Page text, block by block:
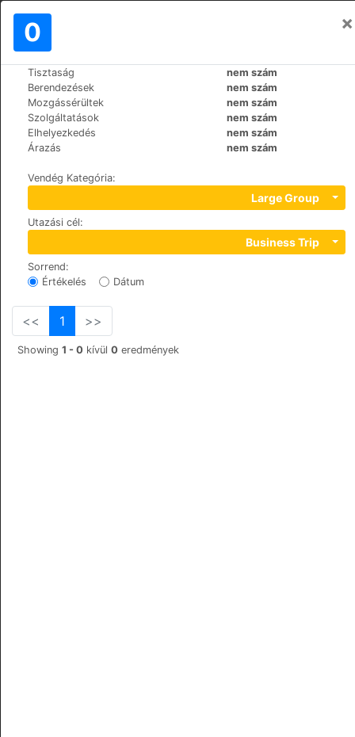
0 ×
Tisztaság
nem szám
Berendezések
nem szám
Mozgássérültek
nem szám
Szolgáltatások
nem szám
Elhelyezkedés
nem szám
Árazás
nem szám
Vendég Kategória:
Large Group
Utazási cél:
Business Trip
Sorrend:
Értékelés
Dátum
<< 1 >>
Showing 1 - 0 kívül 0 eredmények
Világ>Spain
Hotel Rural El Refugio
Calle Cruz de Tejeda S/N, 35328